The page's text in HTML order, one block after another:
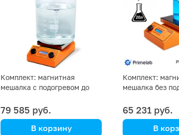
Комплект: магнитная
мешалка с подогревом до
capacity H, датчик PT1000,
штатив Primelab
79 585 руб.
В корзину
Комплект:
мешалка без
датчик PT1000,
Primelab
65 231 руб.
В